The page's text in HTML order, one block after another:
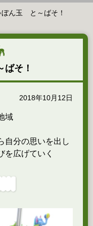
ぼん玉 と～ばそ！
そ！
2018年10月12日
域
自分の思いを出し
を広げていく